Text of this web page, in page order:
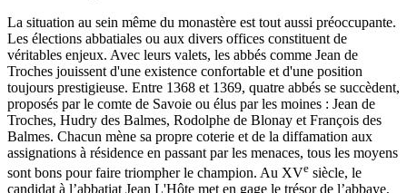
La situation au sein même du monastère est tout aussi préoccupante.
Les élections abbatiales ou aux divers offices constituent de
véritables enjeux. Avec leurs valets, les abbés comme Jean de
Troches jouissent d'une existence confortable et d'une position
toujours prestigieuse. Entre 1368 et 1369, quatre abbés se succèdent,
proposés par le comte de Savoie ou élus par les moines : Jean de
Troches, Hudry des Balmes, Rodolphe de Blonay et François des
Balmes. Chacun mène sa propre coterie et de la diffamation aux
assignations à résidence en passant par les menaces, tous les moyens
sont bons pour faire triompher le champion. Au XVe siècle, le
candidat à l’abbatiat Jean L'Hôte met en gage le trésor de l’abbaye,